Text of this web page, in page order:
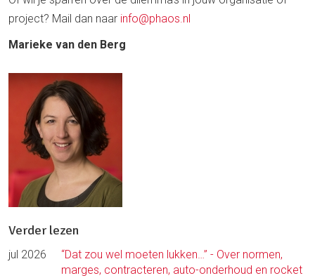
project? Mail dan naar info@phaos.nl
Marieke van den Berg
Verder lezen
jul 2026
“Dat zou wel moeten lukken…” - Over normen,
marges, contracteren, auto-onderhoud en rocket